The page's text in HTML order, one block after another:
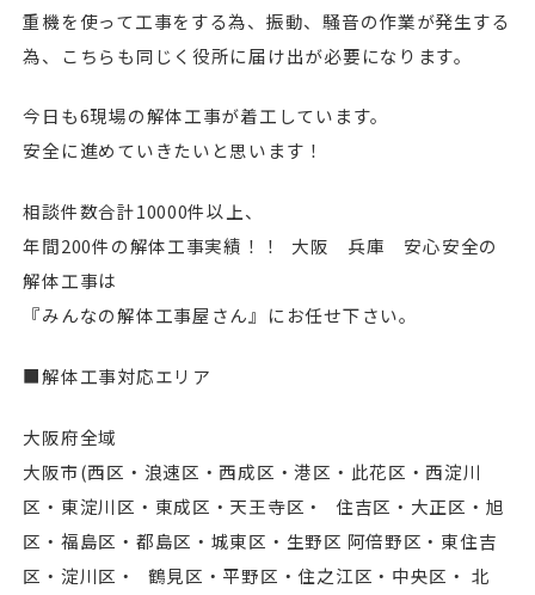
重機を使って工事をする為、振動、騒音の作業が発生する
為、こちらも同じく役所に届け出が必要になります。
今日も6現場の解体工事が着工しています。
安全に進めていきたいと思います！
相談件数合計10000件以上、
年間200件の解体工事実績！！ 大阪 兵庫 安心安全の
解体工事は
『みんなの解体工事屋さん』にお任せ下さい。
■解体工事対応エリア
大阪府全域
⼤阪市(⻄区・浪速区・⻄成区・港区・此花区・⻄淀川
区・東淀川区・東成区・天王寺区・ 住吉区・⼤正区・旭
区・福島区・都島区・城東区・生野区 阿倍野区・東住吉
区・淀川区・ 鶴見区・平野区・住之江区・中央区・ 北